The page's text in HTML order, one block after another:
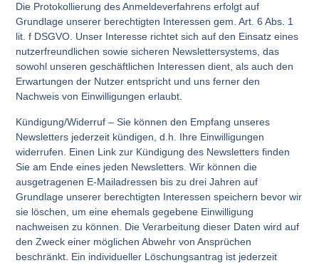
Die Protokollierung des Anmeldeverfahrens erfolgt auf
Grundlage unserer berechtigten Interessen gem. Art. 6 Abs. 1
lit. f DSGVO. Unser Interesse richtet sich auf den Einsatz eines
nutzerfreundlichen sowie sicheren Newslettersystems, das
sowohl unseren geschäftlichen Interessen dient, als auch den
Erwartungen der Nutzer entspricht und uns ferner den
Nachweis von Einwilligungen erlaubt.
Kündigung/Widerruf – Sie können den Empfang unseres
Newsletters jederzeit kündigen, d.h. Ihre Einwilligungen
widerrufen. Einen Link zur Kündigung des Newsletters finden
Sie am Ende eines jeden Newsletters. Wir können die
ausgetragenen E-Mailadressen bis zu drei Jahren auf
Grundlage unserer berechtigten Interessen speichern bevor wir
sie löschen, um eine ehemals gegebene Einwilligung
nachweisen zu können. Die Verarbeitung dieser Daten wird auf
den Zweck einer möglichen Abwehr von Ansprüchen
beschränkt. Ein individueller Löschungsantrag ist jederzeit